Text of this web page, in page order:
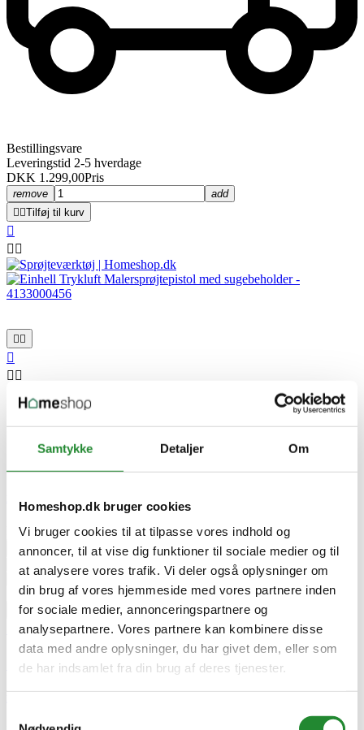
Samtykke Detaljer Om
Homeshop.dk bruger cookies
Vi bruger cookies til at tilpasse vores indhold og
annoncer, til at vise dig funktioner til sociale medier og til
at analysere vores trafik. Vi deler også oplysninger om
din brug af vores hjemmeside med vores partnere inden
for sociale medier, annonceringspartnere og
analysepartnere. Vores partnere kan kombinere disse
data med andre oplysninger, du har givet dem, eller som
de har indsamlet fra din brug af deres tjenester.
Bestillingsvare
Leveringstid 2-5 hverdage
DKK 1.299,00Pris
remove
add
 Tilføj til kurv

 
 

 

DKK 279,00
Tilføj til kurv

